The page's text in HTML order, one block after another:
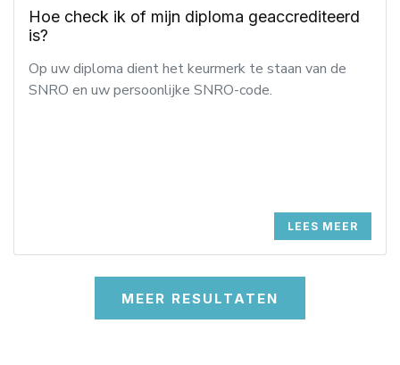
Hoe check ik of mijn diploma geaccrediteerd
is?
Op uw diploma dient het keurmerk te staan van de
SNRO en uw persoonlijke SNRO-code.
LEES MEER
MEER RESULTATEN